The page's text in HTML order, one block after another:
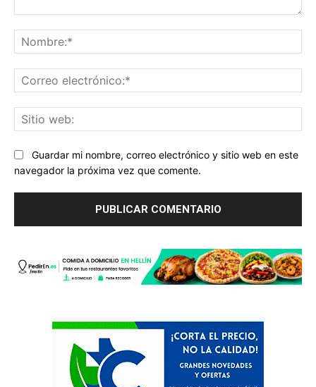
Guardar mi nombre, correo electrónico y sitio web en este
navegador la próxima vez que comente.